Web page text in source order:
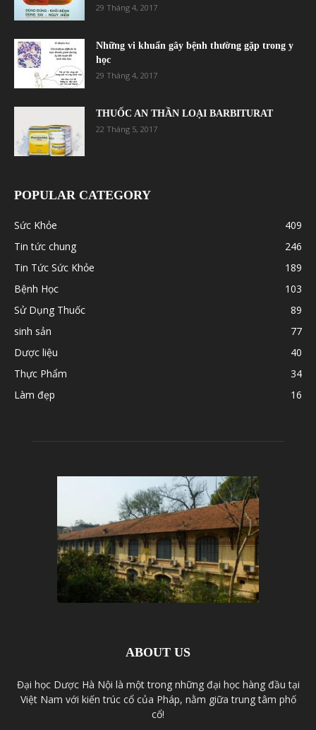
29 Tháng 4, 2017
Những vi khuẩn gây bệnh thường gặp trong y
học
29 Tháng 4, 2017
THUỐC AN THẦN LOẠI BARBITURAT
22 Tháng 5, 2017
POPULAR CATEGORY
Sức Khỏe
409
Tin tức chung
246
Tin Tức Sức Khỏe
189
Bệnh Học
103
Sử Dụng Thuốc
89
sinh sản
77
Dược liệu
40
Thực Phẩm
34
Làm đẹp
16
ABOUT US
Đại học Dược Hà Nội là một trong những đại học hàng đầu tại
Việt Nam với kiến trúc cổ của Pháp, nằm giữa trung tâm phố
cổ!